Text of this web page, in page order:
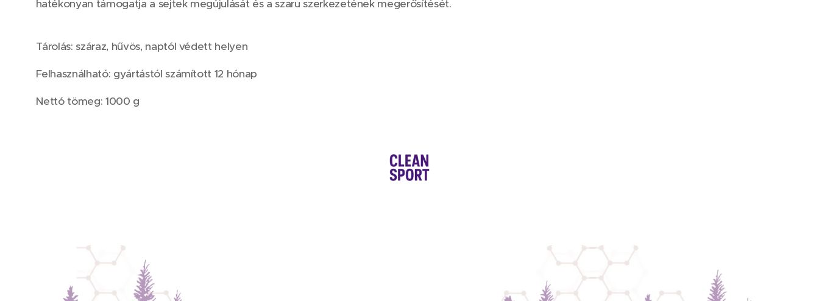
hatékonyan támogatja a sejtek megújulását és a szaru szerkezetének megerősítését.
Tárolás: száraz, hűvös, naptól védett helyen
Felhasználható: gyártástól számított 12 hónap
Nettó tömeg: 1000 g